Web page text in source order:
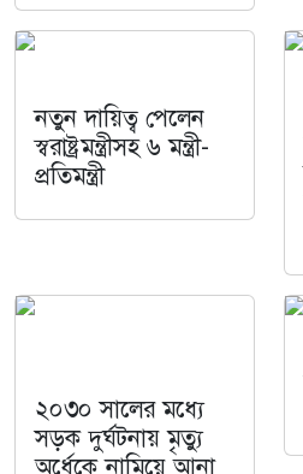
নতুন দায়িত্ব পেলেন
স্বরাষ্ট্রমন্ত্রীসহ ৬ মন্ত্রী-
প্রতিমন্ত্রী
২০৩০ সালের মধ্যে
সড়ক দুর্ঘটনায় মৃত্যু
অর্ধেকে নামিয়ে আনা